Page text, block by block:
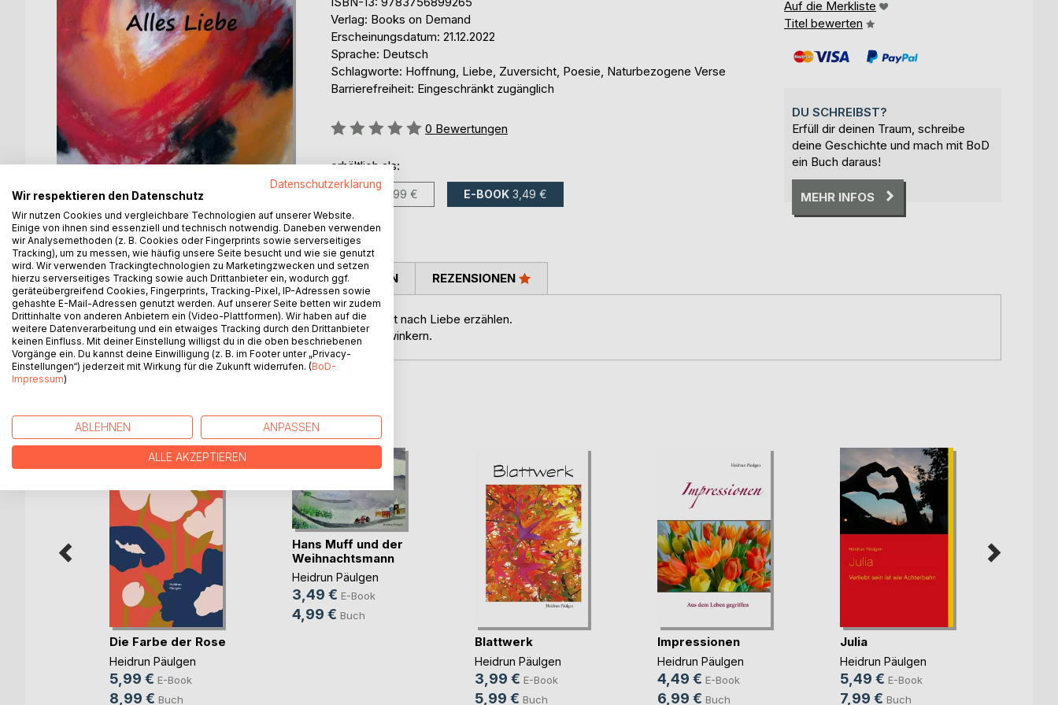
Verlag: Books on Demand
Erscheinungsdatum: 21.12.2022
Sprache: Deutsch
Schlagworte: Hoffnung, Liebe, Zuversicht, Poesie, Naturbezogene Verse
Barrierefreiheit: Eingeschränkt zugänglich
Bewertung::
0 Bewertungen
erhältlich als:
BUCH 5,99 € E-BOOK 3,49 €
Auf die Merkliste
Titel bewerten
DU SCHREIBST?
Erfüll dir deinen Traum, schreibe
deine Geschichte und mach mit BoD
ein Buch daraus!
MEHR INFOS
BESCHREIBUNG
Gedichte die vom Leben, der Hoffnung und der Sehnsucht nach Liebe erzählen.
Poetisch, nachdenklich und manchmal mit einem Augenzwinkern.
AUTOR/IN PRESSESTIMMEN REZENSIONEN
WEITERE TITEL BEIBoD
Die Farbe der Rose
Heidrun Päulgen
5,99 € E-Book
8,99 € Buch
Hans Muff und der
Weihnachtsmann
Heidrun Päulgen
3,49 € E-Book
4,99 € Buch
Blattwerk
Heidrun Päulgen
3,99 € E-Book
5,99 € Buch
Impressionen
Heidrun Päulgen
4,49 € E-Book
6,99 € Buch
Julia
Heidrun Päulgen
5,49 € E-Book
7,99 € Buch
Datenschutzerklärung
Wir respektieren den Datenschutz
Wir nutzen Cookies und vergleichbare Technologien auf unserer Website.
Einige von ihnen sind essenziell und technisch notwendig. Daneben verwenden
wir Analysemethoden (z. B. Cookies oder Fingerprints sowie serverseitiges
Tracking), um zu messen, wie häufig unsere Seite besucht und wie sie genutzt
wird. Wir verwenden Trackingtechnologien zu Marketingzwecken und setzen
hierzu serverseitiges Tracking sowie auch Drittanbieter ein, wodurch ggf.
geräteübergreifend Cookies, Fingerprints, Tracking-Pixel, IP-Adressen sowie
gehashte E-Mail-Adressen genutzt werden. Auf unserer Seite betten wir zudem
Drittinhalte von anderen Anbietern ein (Video-Plattformen). Wir haben auf die
weitere Datenverarbeitung und ein etwaiges Tracking durch den Drittanbieter
keinen Einfluss. Mit deiner Einstellung willigst du in die oben beschriebenen
Vorgänge ein. Du kannst deine Einwilligung (z. B. im Footer unter „Privacy-
Einstellungen“) jederzeit mit Wirkung für die Zukunft widerrufen. (BoD-
Impressum)
ABLEHNEN ANPASSEN
ALLE AKZEPTIEREN